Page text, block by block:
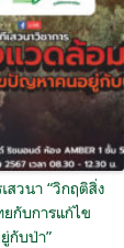
สวนา “วิกฤติสิ่ง
กับการแก้ไข
กับป่า”